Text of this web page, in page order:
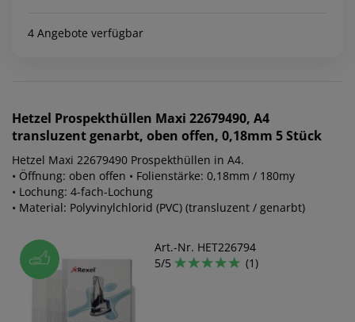
4 Angebote verfügbar
Hetzel Prospekthüllen Maxi 22679490, A4
transluzent genarbt, oben offen, 0,18mm 5 Stück
Hetzel Maxi 22679490 Prospekthüllen in A4.
• Öffnung: oben offen • Folienstärke: 0,18mm / 180my
• Lochung: 4-fach-Lochung
• Material: Polyvinylchlorid (PVC) (transluzent / genarbt)
Art.-Nr. HET226794
5/5
(1)